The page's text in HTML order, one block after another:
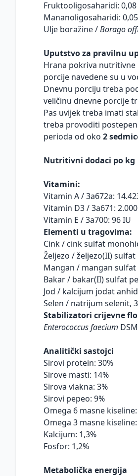
Fruktooligosaharidi: 0,08
Mananoligosaharidi:
Ulje boražine /Borago
Uputstvo za pravilnu
Hrana pokriva nutritivne
porcije navedene su u
Dnevnu porciju treba
veličinu dnevne porcije
Pas uvijek treba imati
treba provoditi
perioda od oko 2
Nutritivni dodaci po kg
Vitamini:
Vitamin A / 3a672a:
Vitamin D3 / 3a671:
Vitamin E / 3a700: 96 IU
Elementi u tragovima:
Cink / cink sulfat
Željezo / željezo(II)
Mangan / mangan
Bakar / bakar(II) sulfat
Jod / kalcijum jodat
Selen / natrijum selenit,
Stabilizatori crijevne
Enterococcus faecium
Analitički sastojci
Sirovi protein: 30%
Sirove masti: 14%
Sirova vlakna: 3%
Sirovi pepeo: 9%
Omega 6 masne kiseline:
Omega 3 masne kiseline:
Kalcijum: 1,3%
Fosfor: 1,2%
Metabolička energija